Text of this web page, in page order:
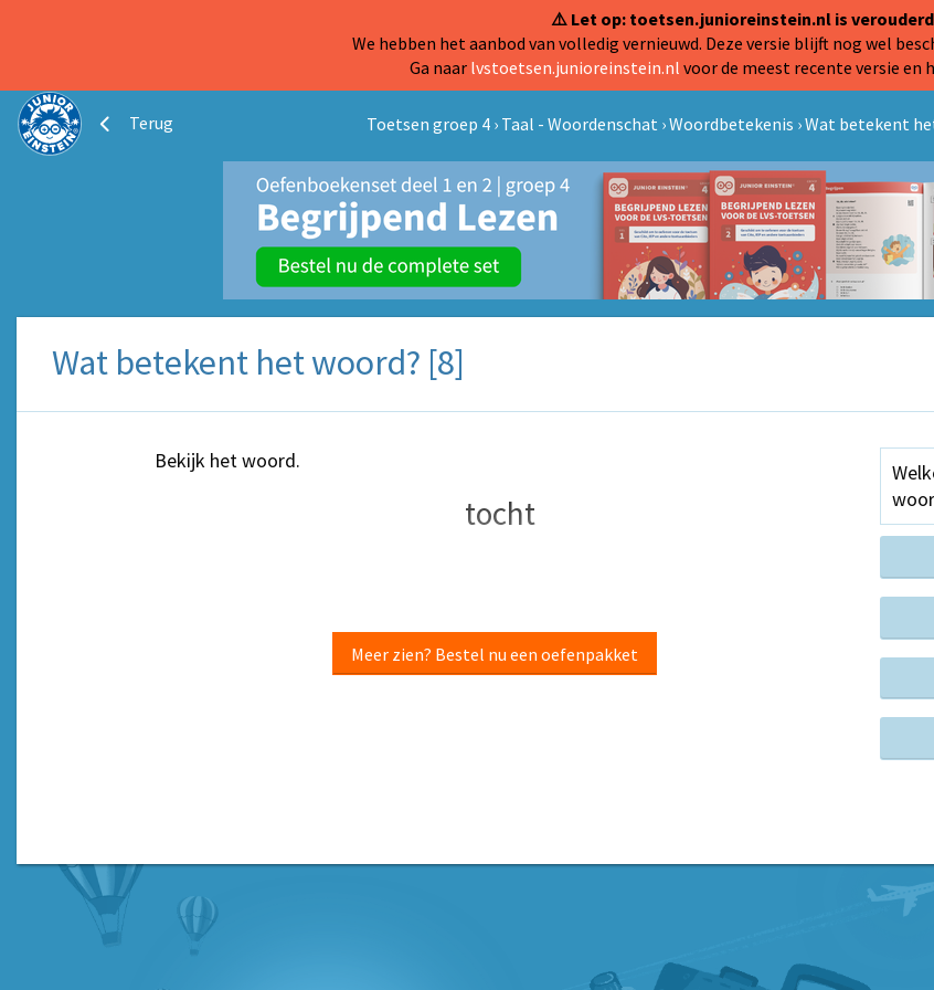
⚠️ Let op: toetsen.junioreinstein.nl is verouderd
We hebben het aanbod van volledig vernieuwd. Deze versie blijft nog wel
Ga naar lvstoetsen.junioreinstein.nl voor de meest recente versie en
Terug Toetsen groep 4 › Taal - Woordenschat ›Woordbetekenis ›Wat betekent
Wat betekent het woord? [8]
Bekijk het woord.
tocht
Meer zien? Bestel nu een oefenpakket